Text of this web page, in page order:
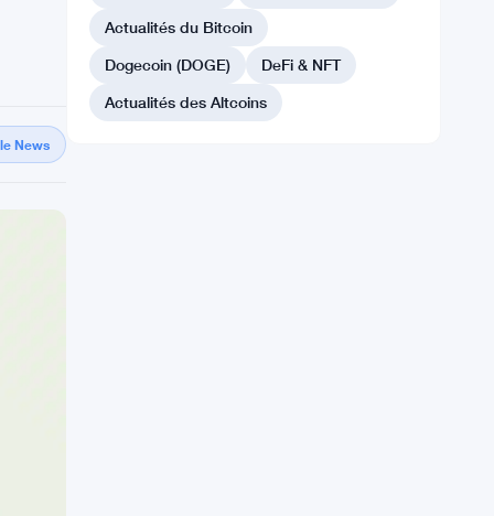
News
Actualités du Bitcoin
Dogecoin (DOGE)
DeFi & NFT
Actualités des Altcoins